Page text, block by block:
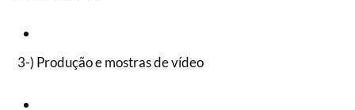
3-) Produção e mostras de vídeo